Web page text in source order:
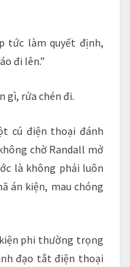
tức làm quyết định,
đi lên.”
gì, rửa chén đi.
cú điện thoại đánh
chờ Randall mở
là không phải luôn
án kiện, mau chóng
phi thường trọng
đạo tắt điện thoại